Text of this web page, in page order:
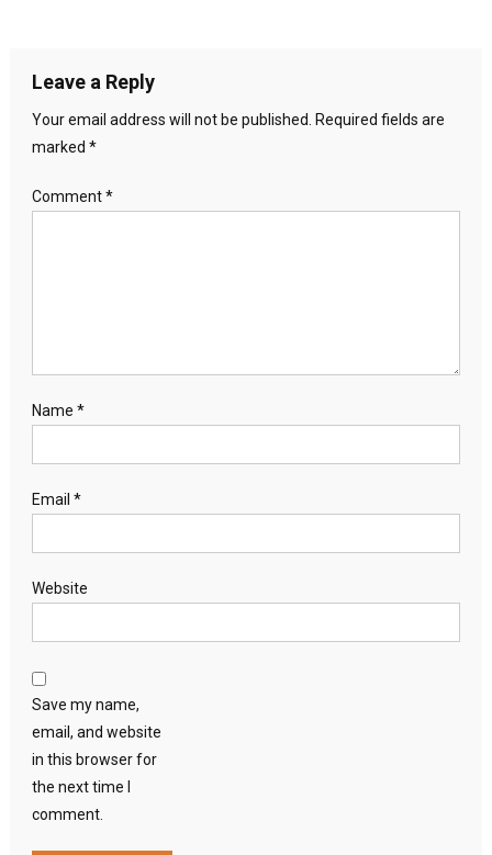
Leave a Reply
Your email address will not be published.
Required fields are
marked *
Comment*
Name *
Email *
Website
Save my name,
email, and website
in this browser for
the next time I
comment.